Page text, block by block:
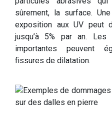
sûrement, la surface.
exposition aux UV peut
jusqu’à 5% par an. Les
importantes peuvent
fissures de dilatation.